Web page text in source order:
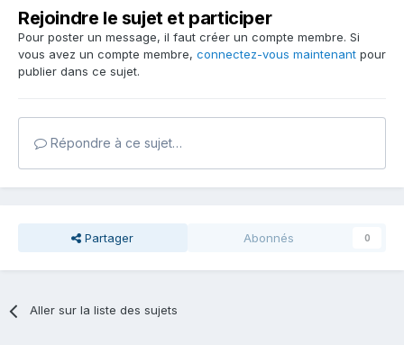
Rejoindre le sujet et participer
Pour poster un message, il faut créer un compte membre. Si
vous avez un compte membre, connectez-vous maintenant pour
publier dans ce sujet.
Répondre à ce sujet…
Partager Abonnés 0
Aller sur la liste des sujets